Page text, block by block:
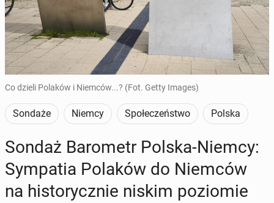
Co dzieli Polaków i Niemców...? (Fot. Getty Images)
Sondaże Niemcy Społeczeństwo Polska
Sondaż Ba­ro­metr Polska-Niemcy:
Sym­pa­tia Polaków do Niemców
na hi­sto­rycz­nie niskim po­zio­mie